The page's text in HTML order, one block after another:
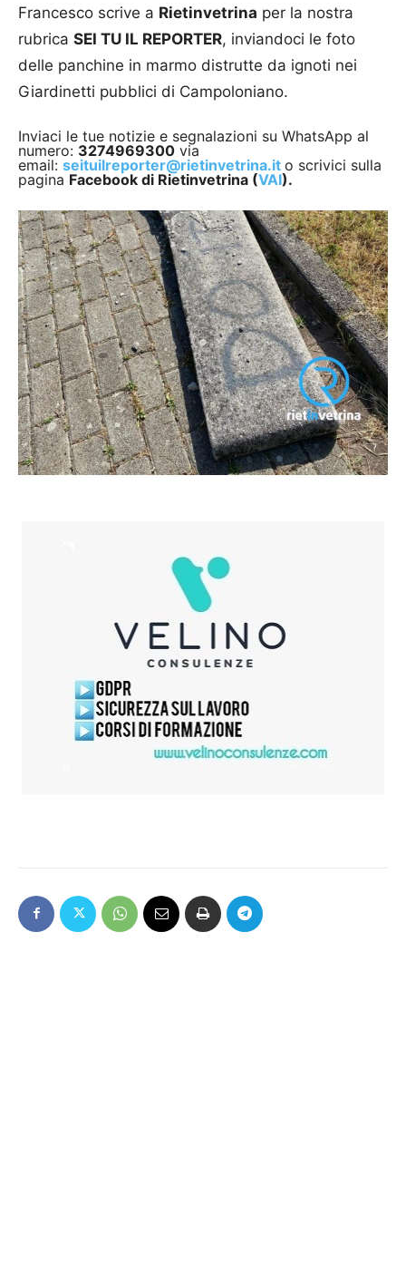
Francesco scrive a Rietinvetrina per la nostra
rubrica SEI TU IL REPORTER, inviandoci le foto
delle panchine in marmo distrutte da ignoti nei
Giardinetti pubblici di Campoloniano.
Inviaci le tue notizie e segnalazioni su WhatsApp al
numero: 3274969300 via
email: seituilreporter@rietinvetrina.it o scrivici sulla
pagina Facebook di Rietinvetrina (VAI).